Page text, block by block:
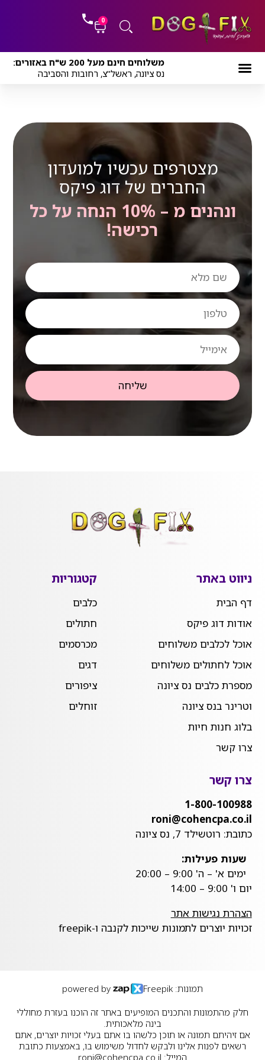
לתוכן
0
עגלת
קניות
משלוחים חינם מעל 200 ש"ח באזורים:
נס ציונה, ראשל"צ, רחובות והסביבה
מצטרפים עכשיו למועדון
החברים של דוג פיקס
ונהנים מ – 10% הנחה על כל
רכישה!
שם
מלא
טלפון
אימייל
שליחה
ניווט באתר
דף הבית
אודות דוג פיקס
אוכל לכלבים משלוחים
אוכל לחתולים משלוחים
מספרת כלבים נס ציונה
וטרינר בנס ציונה
בלוג חנות חיות
צרו קשר
קטגוריות
כלבים
חתולים
מכרסמים
דגים
ציפורים
זוחלים
צרו קשר
1-800-100988
roni@cohencpa.co.il
כתובת: רוטשילד 7, נס ציונה
שעות פעילות:
ימים א' – ה' 9:00 – 20:00
יום ו' 9:00 – 14:00
הצהרת נגישות אתר
זכויות יוצרים לתמונות שייכות לקנבה ו-freepik
תמונות: Freepik powered by
חלק מהתמונות והתכנים המופיעים באתר זה הוכנו בעזרת מחוללי
בינה מלאכותית.
אם זיהיתם תמונה או תוכן כלשהו בו אתם בעלי זכויות יוצרים, אתם
רשאים לפנות אלינו ולבקש לחדול משימוש בו, באמצעות כתובת
המייל: roni@cohencpa.co.il